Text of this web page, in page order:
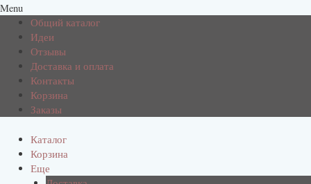
Menu
Общий каталог
Идеи
Отзывы
Доставка и оплата
Контакты
Корзина
Заказы
Каталог
Корзина
Еще